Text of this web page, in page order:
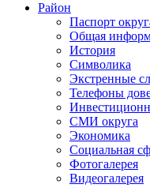
Район
Паспорт
Общая
История
Символика
Экстренные
Телефоны
СМИ округа
Экономика
Социальная
Фотогалерея
Видеогалерея